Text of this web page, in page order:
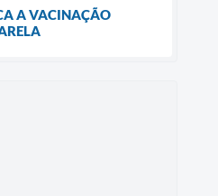
A VACINAÇÃO